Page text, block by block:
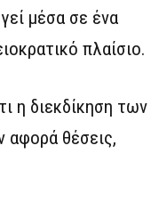
μέσα σε ένα
πλαίσιο.
η διεκδίκηση των
αφορά θέσεις,